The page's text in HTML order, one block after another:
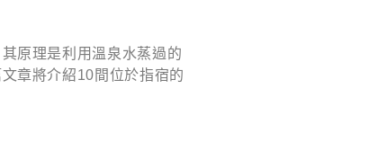
原理是利用溫泉水蒸過的
章將介紹10間位於指宿的